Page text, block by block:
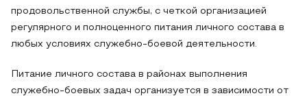
продовольственной службы, с четкой организацией
регулярного и полноценного питания личного состава в
любых условиях служебно-боевой деятельности.
Питание личного состава в районах выполнения
служебно-боевых задач организуется в зависимости от